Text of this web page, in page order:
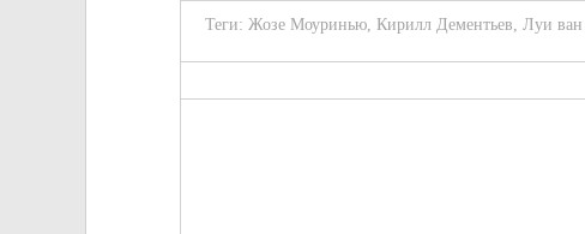
Теги: Жозе Моуринью, Кирилл Дементьев, Луи ван